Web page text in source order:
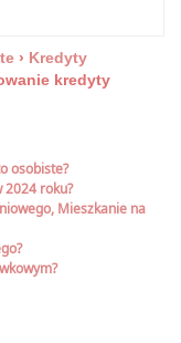
› Kredyty
kredyty
osobiste?
2024 roku?
Mieszkanie na